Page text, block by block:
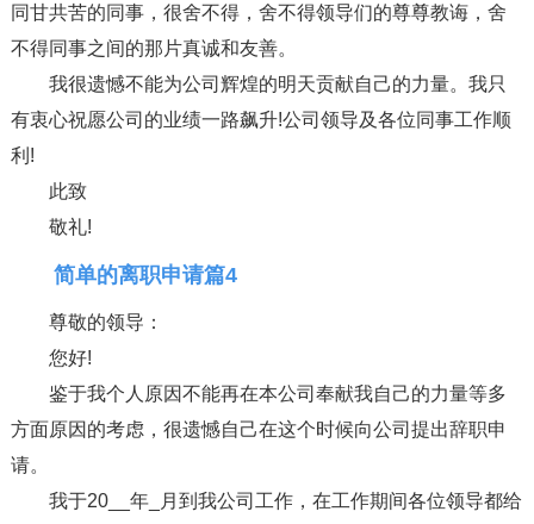
同甘共苦的同事，很舍不得，舍不得领导们的尊尊教诲，舍
不得同事之间的那片真诚和友善。
我很遗憾不能为公司辉煌的明天贡献自己的力量。我只
有衷心祝愿公司的业绩一路飙升!公司领导及各位同事工作顺
利!
此致
敬礼!
简单的离职申请篇4
尊敬的领导：
您好!
鉴于我个人原因不能再在本公司奉献我自己的力量等多
方面原因的考虑，很遗憾自己在这个时候向公司提出辞职申
请。
我于20__年_月到我公司工作，在工作期间各位领导都给